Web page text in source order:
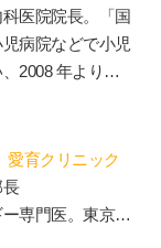
に東京都三鷹市
つける」学習を
校。５児の父。
り上げられてい
ハマる勉強法
宝槻家のストー
)、『探究学舎の
医院院長。「国
病院などで小児
2008 年より現
中学校の校医も
愛育クリニック
専門医。東京大